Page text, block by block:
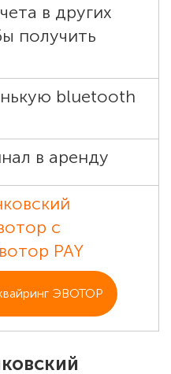
в других
получить
bluetooth
в аренду
с
PAY
ЭВОТОР